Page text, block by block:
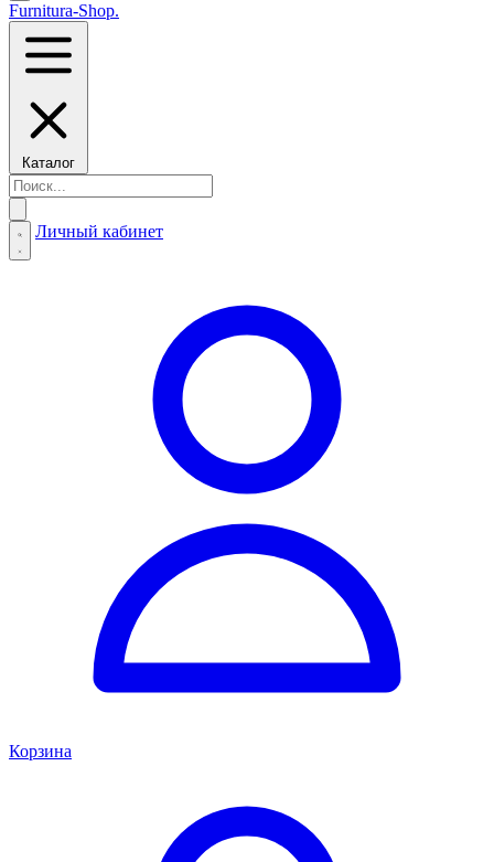
Furnitura-Shop.
Каталог
Личный кабинет
Корзина